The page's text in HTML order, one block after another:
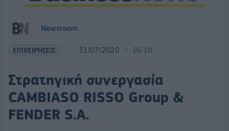
Newsroom
ΕΠΙΧΕΙΡΗΣΕΙΣ 31/07/2020 16:10
Στρατηγική συνεργασία
CAMBIASO RISSO Group &
FENDER S.A.